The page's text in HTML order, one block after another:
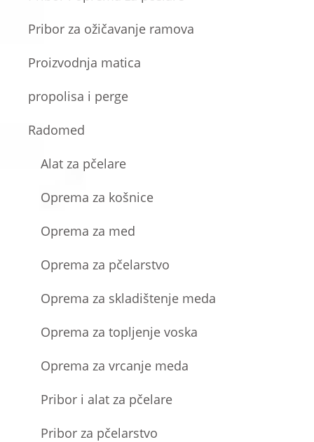
Pribor za ožičavanje ramova
Proizvodnja matica
propolisa i perge
Radomed
Alat za pčelare
Oprema za košnice
Oprema za med
Oprema za pčelarstvo
Oprema za skladištenje meda
Oprema za topljenje voska
Oprema za vrcanje meda
Pribor i alat za pčelare
Pribor za pčelarstvo